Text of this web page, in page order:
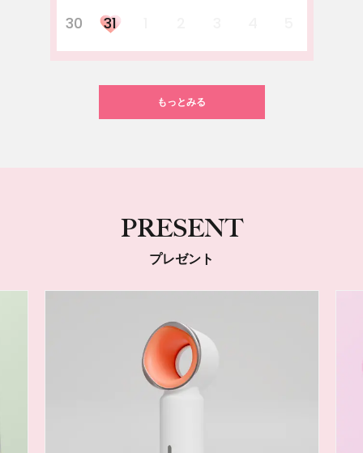
30 31
もっとみる
PRESENT
プレゼント